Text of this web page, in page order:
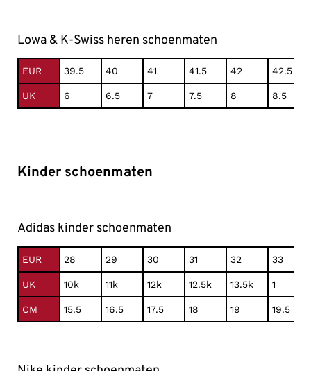
Lowa & K-Swiss heren schoenmaten
EUR 39.5 40 41 41.5 42 42.5
UK 6 6.5 7 7.5 8 8.5
Kinder schoenmaten
Adidas kinder schoenmaten
EUR 28 29 30 31 32 33
UK 10k 11k 12k 12.5k 13.5k 1
CM 15.5 16.5 17.5 18 19 19.5